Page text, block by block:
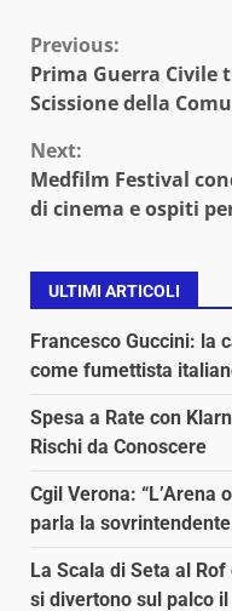
Continue
Reading
Previous:
Prima Guerra Civile
Scissione della
Next:
Medfilm Festival
di cinema e ospiti
ULTIMI ARTICOLI
Francesco Guccini: la
come fumettista
Spesa a Rate con
Rischi da Conoscere
Cgil Verona: “L’Arena
parla la
La Scala di Seta al
si divertono sul palco